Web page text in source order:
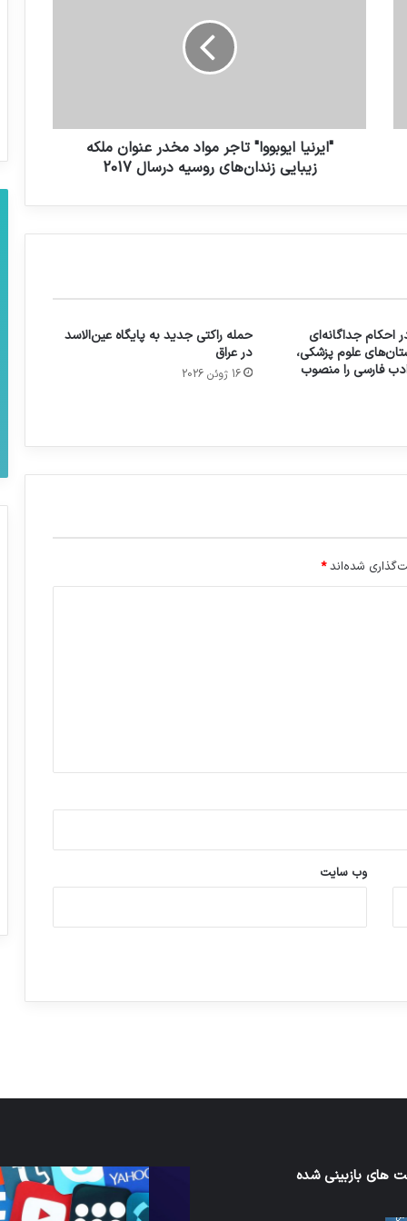
‏احمدعراقچی معاون ارزی بانک مرکزی شد
"ایرنیا ایوبووا" تاجر مواد مخدر عنوان ملکه
زیبایی زندان‌های روسیه درسال 2017
احکام جداگانه‌ای
علوم پزشکی،
فارسی را منصوب
حمله راکتی جدید به پایگاه عین‌الاسد
در عراق
16 ژوئن 2026
شده‌اند*
وب‌ سایت
های بازبینی شده
برنامه‌های
پیام‌رسان